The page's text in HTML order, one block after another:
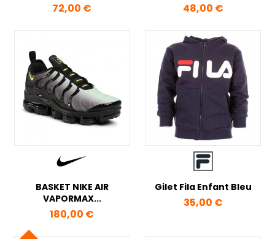
Prix
72,00 € Prix
48,00 €
BASKET NIKE AIR
VAPORMAX...
Prix
180,00 €
Gilet Fila Enfant Bleu
Prix
35,00 €